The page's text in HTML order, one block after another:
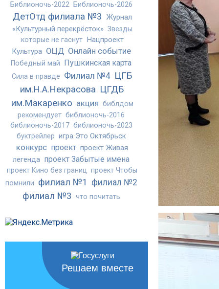
Библионочь-2022
Библионочь-2026
ДетОтд филиала №3
Журнал
«Культурный перекрёсток» Звезды
которые не гаснут Нацпроект
Культура ОЦД Онлайн событие
Победный май Пушкинская карта
Сила в правде Филиал №4 ЦГБ
им.Н.А.Некрасова ЦГДБ
им.Макаренко акция библдом
рекомендует библионочь-2016
библионочь-2017 библионочь-2023
буктрейлер игра Это Октябрьск
конкурс проект проект Живая
легенда проект Забытые имена
проект Кино без границ проект Чтобы
помнили филиал №1 филиал №2
филиал №3 что почитать
Решаем вместе